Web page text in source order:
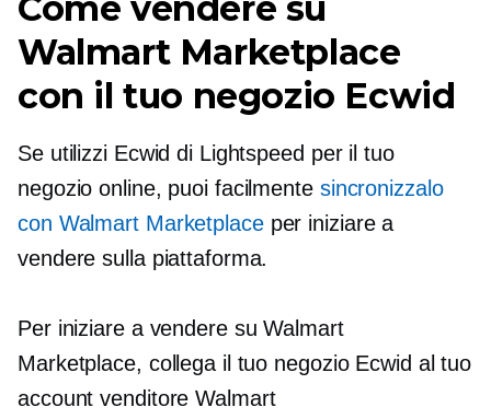
Walmart Marketplace
con il tuo negozio Ecwid
Se utilizzi Ecwid di Lightspeed per il tuo
negozio online, puoi facilmente sincronizzalo
con Walmart Marketplaceper iniziare a
vendere sulla piattaforma.
Per iniziare a vendere su Walmart
Marketplace, collega il tuo negozio Ecwid al tuo
account venditore Walmart